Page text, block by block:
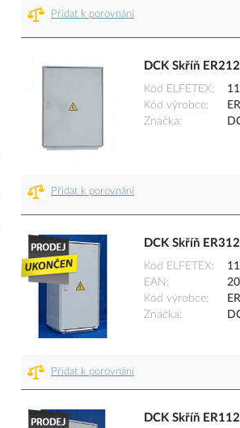
Přidat k porovnání
DCK Skříň
Kód ELFETEX
Kód výrobce
Značka
Přidat k porovnání
DCK Skříň
Kód ELFETEX
EAN
Kód výrobce
Značka
Přidat k porovnání
DCK Skříň